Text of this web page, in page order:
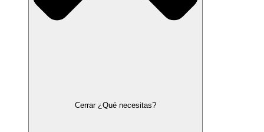
Cerrar ¿Qué necesitas?